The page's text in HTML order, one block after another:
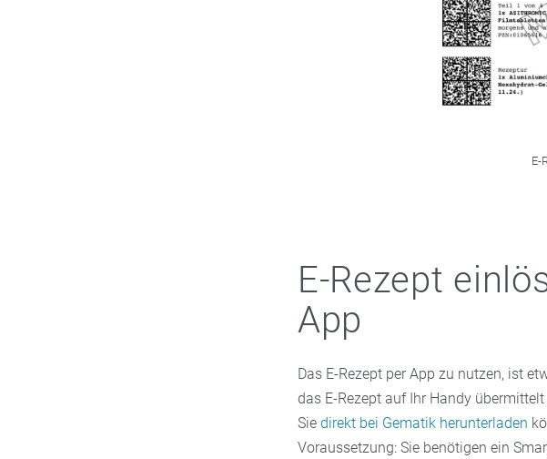
E-
E-Rezept
App
Das E-Rezept per App zu nutzen, ist
das E-Rezept auf Ihr Handy
Sie direkt bei Gematik herunterladen
Voraussetzung: Sie benötigen ein